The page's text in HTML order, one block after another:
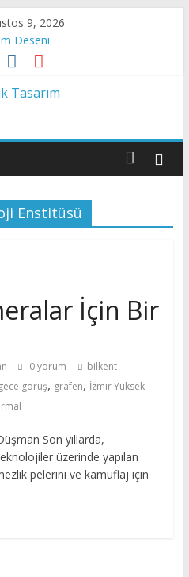
9, 2026
Deseni
Darbesi
Dokudan Geçen Işık
Enstitüsü
İçin Bir
0 yorum
bilkent
gece görüş, grafen, İzmir Yüksek
Son yıllarda,
üzerinde yapılan
pelerini ve kamuflaj için